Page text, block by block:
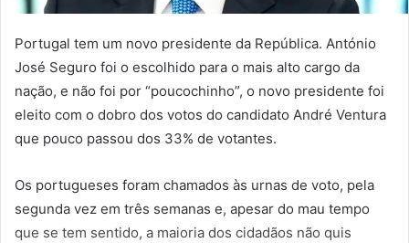
Portugal tem um novo presidente da República. António
José Seguro foi o escolhido para o mais alto cargo da
nação, e não foi por “poucochinho”, o novo presidente foi
eleito com o dobro dos votos do candidato André Ventura
que pouco passou dos 33% de votantes.
Os portugueses foram chamados às urnas de voto, pela
segunda vez em três semanas e, apesar do mau tempo
que se tem sentido, a maioria dos cidadãos não quis